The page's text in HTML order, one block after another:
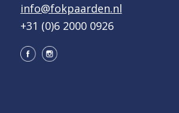
info@fokpaarden.nl
+31 (0)6 2000 0926